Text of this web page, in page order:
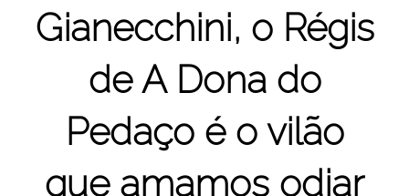
Gianecchini, o Régis
de A Dona do
Pedaço é o vilão
que amamos odiar